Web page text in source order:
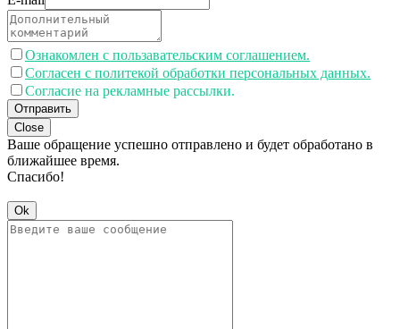
Ознакомлен с пользавательским соглашением.
Согласен с политекой обработки персональных данных.
Согласие на рекламные рассылки.
Отправить
Close
Ваше обращение успешно отправлено и будет обработано в
ближайшее время.
Спасибо!
Ok